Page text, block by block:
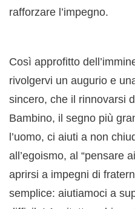
rafforzare l’impegno.
Così approfitto
rivolgervi un augurio e
sincero, che il rinnovarsi
Bambino, il segno più
l’uomo, ci aiuti a non
all’egoismo, al “pensare
aprirsi a impegni di
semplice: aiutiamoci a